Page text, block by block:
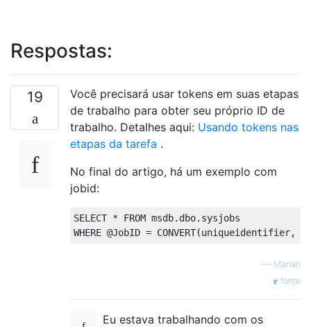
Respostas:
19
Você precisará usar tokens em suas etapas
de trabalho para obter seu próprio ID de
trabalho. Detalhes aqui: Usando tokens nas
etapas da tarefa .
No final do artigo, há um exemplo com
jobid:
SELECT * FROM msdb. dbo. sysjobs
WHERE @JobID = CONVERT(uniqueidentifier,
— Marian
fonte
Eu estava trabalhando com os